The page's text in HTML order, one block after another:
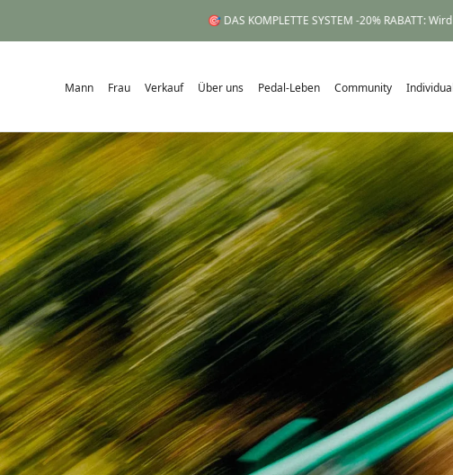
🎯 DAS KOMPLETTE SYSTEM -20% RABATT:
Mann Frau Verkauf Über uns Pedal-Leben Community